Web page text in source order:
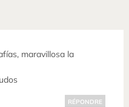
maravillosa la
RÉPONDRE